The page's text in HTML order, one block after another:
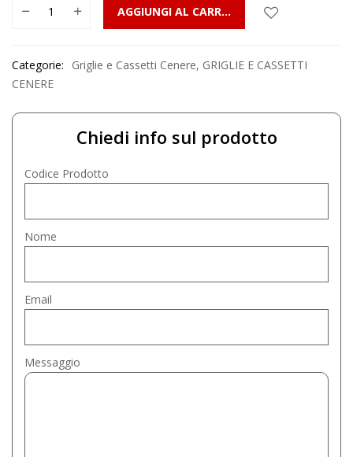
AGGIUNGI AL CARRELLO
Categorie: Griglie e Cassetti Cenere, GRIGLIE E CASSETTI
CENERE
Chiedi info sul prodotto
Codice Prodotto
Nome
Email
Messaggio